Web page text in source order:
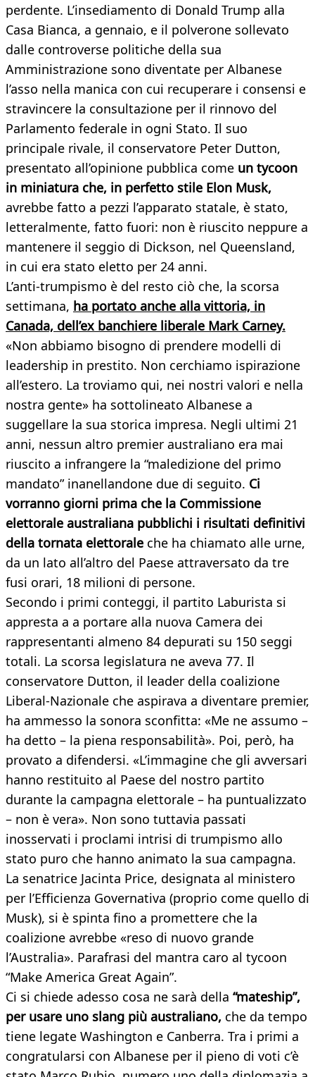
perdente. L’insediamento di Donald Trump alla
Casa Bianca, a gennaio, e il polverone sollevato
dalle controverse politiche della sua
Amministrazione sono diventate per Albanese
l’asso nella manica con cui recuperare i consensi e
stravincere la consultazione per il rinnovo del
Parlamento federale in ogni Stato. Il suo
principale rivale, il conservatore Peter Dutton,
presentato all’opinione pubblica come un tycoon
in miniatura che, in perfetto stile Elon Musk,
avrebbe fatto a pezzi l’apparato statale, è stato,
letteralmente, fatto fuori: non è riuscito neppure a
mantenere il seggio di Dickson, nel Queensland,
in cui era stato eletto per 24 anni.
L’anti-trumpismo è del resto ciò che, la scorsa
settimana, ha portato anche alla vittoria, in
Canada, dell’ex banchiere liberale Mark Carney.
«Non abbiamo bisogno di prendere modelli di
leadership in prestito. Non cerchiamo ispirazione
all’estero. La troviamo qui, nei nostri valori e nella
nostra gente» ha sottolineato Albanese a
suggellare la sua storica impresa. Negli ultimi 21
anni, nessun altro premier australiano era mai
riuscito a infrangere la “maledizione del primo
mandato” inanellandone due di seguito. Ci
vorranno giorni prima che la Commissione
elettorale australiana pubblichi i risultati definitivi
della tornata elettorale che ha chiamato alle urne,
da un lato all’altro del Paese attraversato da tre
fusi orari, 18 milioni di persone.
Secondo i primi conteggi, il partito Laburista si
appresta a a portare alla nuova Camera dei
rappresentanti almeno 84 depurati su 150 seggi
totali. La scorsa legislatura ne aveva 77. Il
conservatore Dutton, il leader della coalizione
Liberal-Nazionale che aspirava a diventare premier,
ha ammesso la sonora sconfitta: «Me ne assumo –
ha detto – la piena responsabilità». Poi, però, ha
provato a difendersi. «L’immagine che gli avversari
hanno restituito al Paese del nostro partito
durante la campagna elettorale – ha puntualizzato
– non è vera». Non sono tuttavia passati
inosservati i proclami intrisi di trumpismo allo
stato puro che hanno animato la sua campagna.
La senatrice Jacinta Price, designata al ministero
per l’Efficienza Governativa (proprio come quello di
Musk), si è spinta fino a promettere che la
coalizione avrebbe «reso di nuovo grande
l’Australia». Parafrasi del mantra caro al tycoon
“Make America Great Again”.
Ci si chiede adesso cosa ne sarà della “mateship”,
per usare uno slang più australiano, che da tempo
tiene legate Washington e Canberra. Tra i primi a
congratularsi con Albanese per il pieno di voti c’è